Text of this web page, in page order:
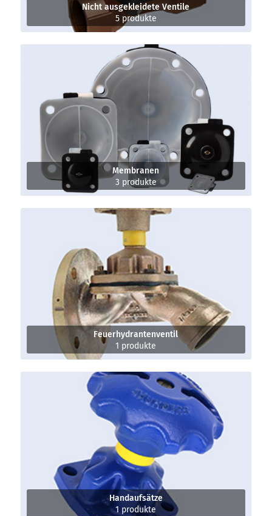
Nicht ausgekleidete Ventile
5 produkte
Membranen
3 produkte
Feuerhydrantenventil
1 produkte
Handaufsätze
1 produkte